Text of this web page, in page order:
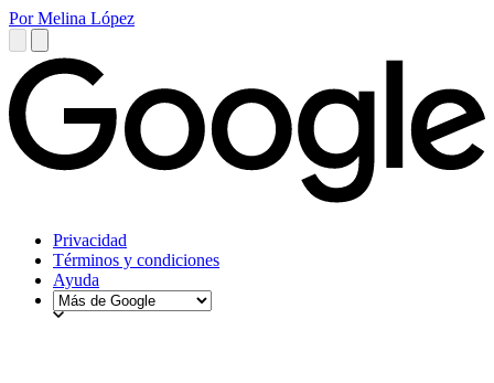
Por Melina López
Privacidad
Términos y condiciones
Ayuda